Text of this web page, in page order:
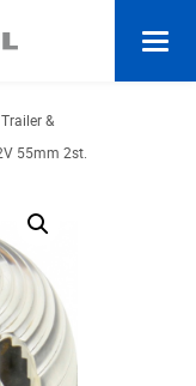
&
55mm 2st.